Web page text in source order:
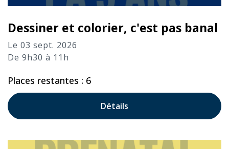
Dessiner et colorier, c'est pas banal
Le 03 sept. 2026
De 9h30 à 11h
Places restantes : 6
Détails